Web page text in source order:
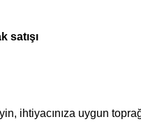
satışı
ihtiyacınıza uygun